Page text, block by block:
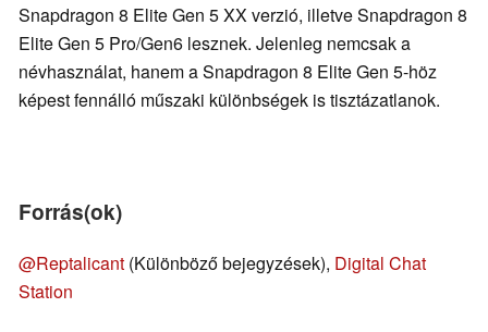
Snapdragon 8 Elite Gen 5 XX verzió, illetve Snapdragon 8
Elite Gen 5 Pro/Gen6 lesznek. Jelenleg nemcsak a
névhasználat, hanem a Snapdragon 8 Elite Gen 5-höz
képest fennálló műszaki különbségek is tisztázatlanok.
Forrás(ok)
@Reptalicant (Különböző bejegyzések), Digital Chat
Station